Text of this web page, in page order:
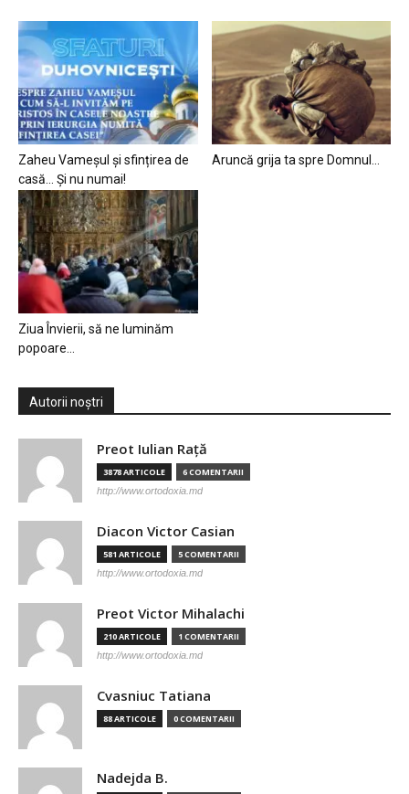
Zaheu Vameșul și sfințirea de
casă… Și nu numai!
Aruncă grija ta spre Domnul…
Ziua Învierii, să ne luminăm
popoare…
Autorii noștri
Preot Iulian Raţă
3878 ARTICOLE 6 COMENTARII
http://www.ortodoxia.md
Diacon Victor Casian
581 ARTICOLE 5 COMENTARII
http://www.ortodoxia.md
Preot Victor Mihalachi
210 ARTICOLE 1 COMENTARII
http://www.ortodoxia.md
Cvasniuc Tatiana
88 ARTICOLE 0 COMENTARII
Nadejda B.